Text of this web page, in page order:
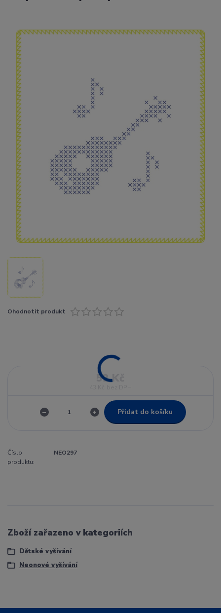
Ohodnotit produkt
52 Kč
Přidat do košíku
Číslo
produktu:
NEO297
Zboží zařazeno v kategoriích
Dětské vyšívání
Neonové vyšívání